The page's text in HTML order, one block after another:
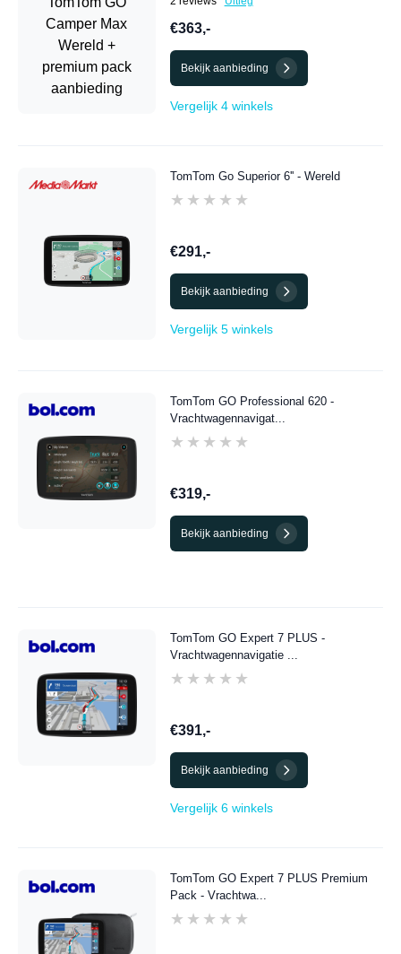
€363,-
Bekijk aanbieding
Vergelijk 4 winkels
TomTom Go Superior 6'' - Wereld
★★★★★
★★★★★
€291,-
Bekijk aanbieding
Vergelijk 5 winkels
TomTom GO Professional 620 -
Vrachtwagennavigat...
★★★★★
★★★★★
€319,-
Bekijk aanbieding
TomTom GO Expert 7 PLUS -
Vrachtwagennavigatie ...
★★★★★
★★★★★
€391,-
Bekijk aanbieding
Vergelijk 6 winkels
TomTom GO Expert 7 PLUS Premium
Pack - Vrachtwa...
★★★★★
★★★★★